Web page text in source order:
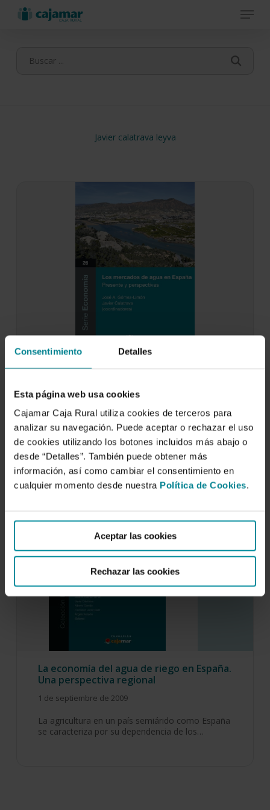
Consentimiento Detalles
Esta página web usa cookies
Cajamar Caja Rural utiliza cookies de terceros para
analizar su navegación. Puede aceptar o rechazar el uso
de cookies utilizando los botones incluidos más abajo o
desde “Detalles”. También puede obtener más
información, así como cambiar el consentimiento en
cualquier momento desde nuestra Política de Cookies.
Aceptar las cookies
Rechazar las cookies
Menu
Javier calatrava leyva
Los mercados de agua en España.
15 de marzo de 2016
Para Cajamar, las cuestiones vinculadas al
estudio, conocimiento y el mejor uso del agua
han…
La economía del agua de riego en España.
Una perspectiva regional
1 de septiembre de 2009
La agricultura en un país semiárido como España
se caracteriza por su dependencia de los…